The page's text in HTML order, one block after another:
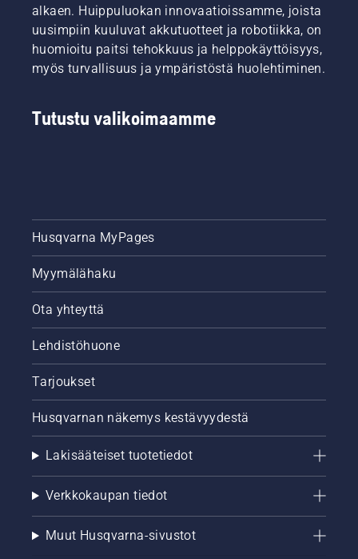
alkaen. Huippuluokan innovaatioissamme, joista
uusimpiin kuuluvat akkutuotteet ja robotiikka, on
huomioitu paitsi tehokkuus ja helppokäyttöisyys,
myös turvallisuus ja ympäristöstä huolehtiminen.
Tutustu valikoimaamme
Husqvarna MyPages
Myymälähaku
Ota yhteyttä
Lehdistöhuone
Tarjoukset
Husqvarnan näkemys kestävyydestä
Lakisääteiset tuotetiedot
Verkkokaupan tiedot
Muut Husqvarna-sivustot